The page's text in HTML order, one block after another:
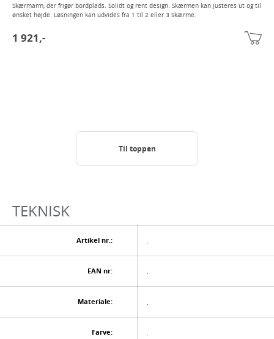
Skærmarm, der frigør bordplads. Solidt og rent design. Skærmen kan justeres ut og til
ønsket højde. Løsningen kan udvides fra 1 til 2 eller 3 skærme.
1 921,-
Til toppen
TEKNISK
Artikel nr.: .
EAN nr: .
Materiale: .
Farve: .